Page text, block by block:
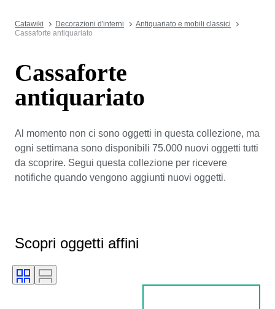
Catawiki Decorazioni d'interni
Antiquariato e mobili classici
Cassaforte antiquariato
Cassaforte
antiquariato
Al momento non ci sono oggetti in questa collezione, ma
ogni settimana sono disponibili 75.000 nuovi oggetti tutti
da scoprire. Segui questa collezione per ricevere
notifiche quando vengono aggiunti nuovi oggetti.
Scopri oggetti affini